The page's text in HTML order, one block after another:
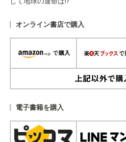
オンライン書店で購入
電子書籍を購入